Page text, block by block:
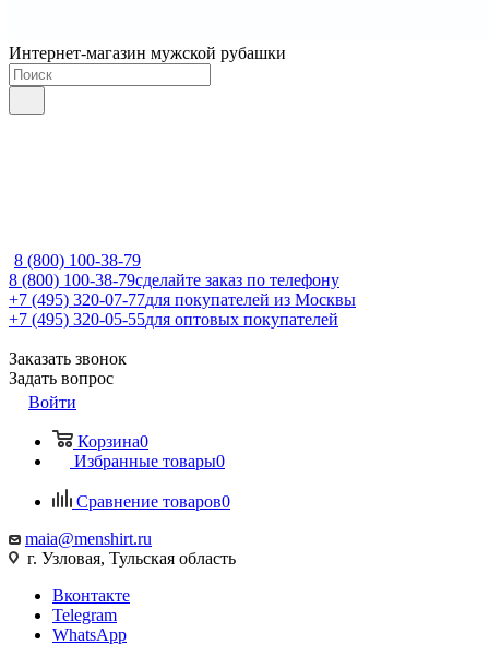
Интернет-магазин мужской рубашки
8 (800) 100-38-79
8 (800) 100-38-79сделайте заказ по телефону
+7 (495) 320-07-77для покупателей из Москвы
+7 (495) 320-05-55для оптовых покупателей
Заказать звонок
Задать вопрос
Войти
Корзина0
Избранные товары0
Сравнение товаров0
maia@menshirt.ru
г. Узловая, Тульская область
Вконтакте
Telegram
WhatsApp